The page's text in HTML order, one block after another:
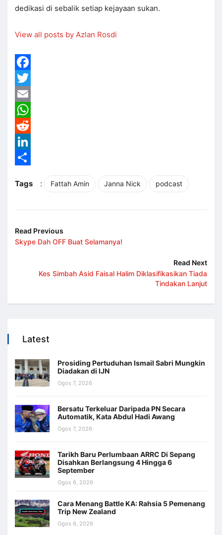
dedikasi di sebalik setiap kejayaan sukan.
View all posts by Azlan Rosdi
Facebook
Twitter
Email
WhatsApp
Reddit
LinkedIn
Tags
: Fattah Amin Janna Nick podcast
Read Previous
Skype Dah OFF Buat Selamanya!
Read Next
Kes Simbah Asid Faisal Halim Diklasifikasikan Tiada
Tindakan Lanjut
Latest
Prosiding Pertuduhan Ismail Sabri Mungkin
Diadakan di IJN
Ogos 7, 2026
Bersatu Terkeluar Daripada PN Secara
Automatik, Kata Abdul Hadi Awang
Ogos 7, 2026
Tarikh Baru Perlumbaan ARRC Di Sepang
Disahkan Berlangsung 4 Hingga 6
September
Ogos 6, 2026
Cara Menang Battle KA: Rahsia 5 Pemenang
Trip New Zealand
Ogos 6, 2026